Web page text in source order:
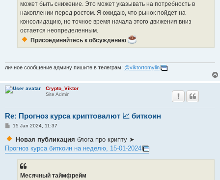
может быть снижение. Это может указывать на потребность в
накоплении перед ростом. Я ожидаю, что рынок пойдет на
консолидацию, но точное время начала этого движения вниз
остается неопределенным.
Присоединяйтесь к обсуждению
личное сообщение админу пишите в телеграм: @viktortomylin
Crypto_Viktor
Site Admin
Re: Прогноз курса криптовалют 📈 биткоин
P
s
15 Jan 2024, 11:37
Новая публикация блога про крипту ➤
Прогноз курса биткоин на неделю, 15-01-2024
Месячный таймфрейм